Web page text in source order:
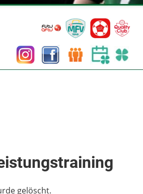
gelöscht.